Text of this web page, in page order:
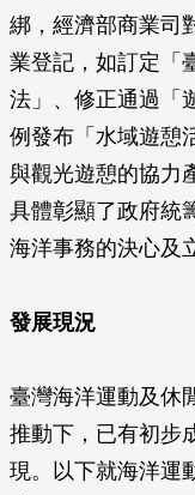
綁，經濟部商業司
業登記，如訂定「
法」、修正通過「
例發布「水域遊憩
與觀光遊憩的協力
具體彰顯了政府統
海洋事務的決心及
發展現況
臺灣海洋運動及休
推動下，已有初步
現。以下就海洋運